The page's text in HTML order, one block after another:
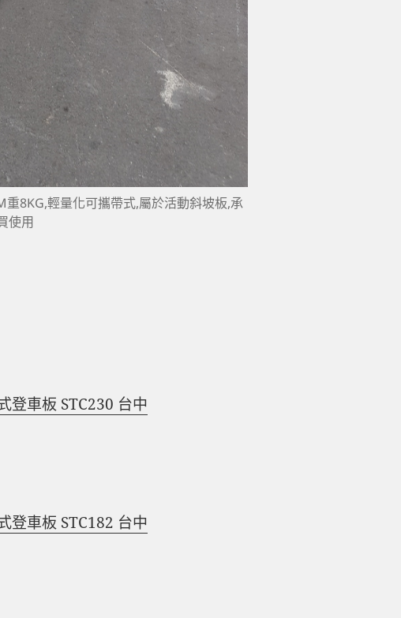
8KG,輕量化可攜帶式,屬於活動斜坡板,承
使用
登車板 STC230 台中
登車板 STC182 台中